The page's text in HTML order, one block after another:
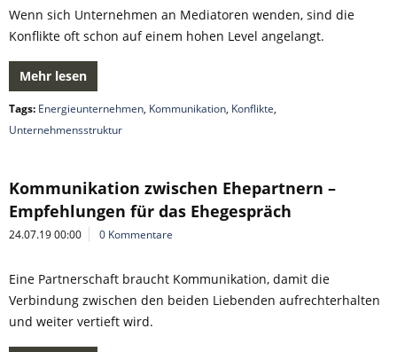
Wenn sich Unternehmen an Mediatoren wenden, sind die
Konflikte oft schon auf einem hohen Level angelangt.
Mehr lesen
Tags: Energieunternehmen, Kommunikation, Konflikte,
Unternehmensstruktur
Kommunikation zwischen Ehepartnern –
Empfehlungen für das Ehegespräch
24.07.19 00:00 0 Kommentare
Eine Partnerschaft braucht Kommunikation, damit die
Verbindung zwischen den beiden Liebenden aufrechterhalten
und weiter vertieft wird.